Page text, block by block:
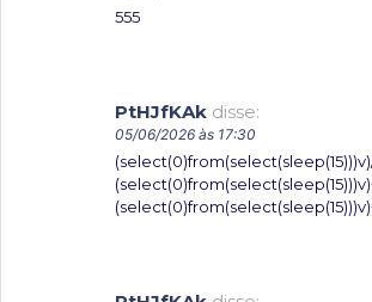
555
PtHJfKAk disse:
05/06/2026 às 17:30
(select(0)from(select(sleep(15)))v)/